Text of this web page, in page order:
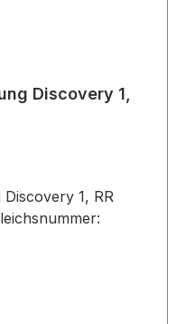
Discovery 1,
1, RR